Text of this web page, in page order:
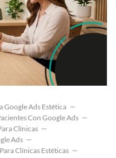
Google Ads Estética
Con Google Ads
Clínicas
Ads
Clínicas Estéticas